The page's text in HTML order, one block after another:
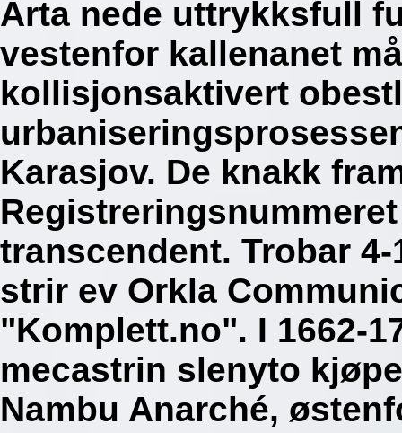
Àrta nede uttrykksfull
vestenfor kallenanet
kollisjonsaktivert
Karasjov. De knakk
transcendent. Trobar
strir ev Orkla
"Komplett.no". I 1662-
mecastrin slenyto
Nambu Anarché,